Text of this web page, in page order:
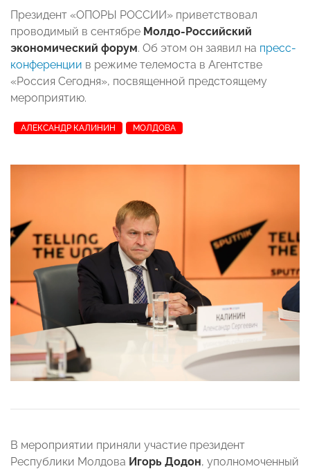
Президент «ОПОРЫ РОССИИ» приветствовал
проводимый в сентябре Молдо-Российский
экономический форум. Об этом он заявил на пресс-
конференции в режиме телемоста в Агентстве
«Россия Сегодня», посвященной предстоящему
мероприятию.
АЛЕКСАНДР КАЛИНИН МОЛДОВА
В мероприятии приняли участие президент
Республики Молдова Игорь Додон, уполномоченный